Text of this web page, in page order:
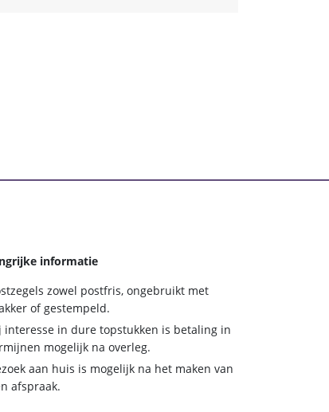
informatie
zowel postfris, ongebruikt met
of gestempeld.
interesse in dure topstukken is betaling in
mogelijk na overleg.
aan huis is mogelijk na het maken van
afspraak.